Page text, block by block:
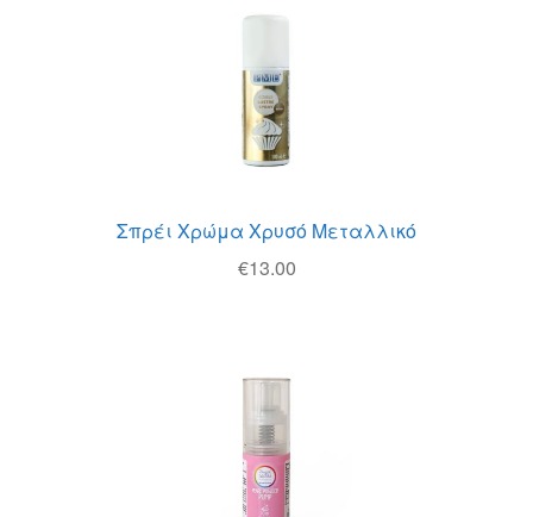
Σπρέι Χρώμα Χρυσό Μεταλλικό
€13.00